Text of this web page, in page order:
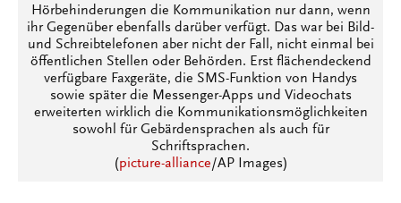
Hörbehinderungen die Kommunikation nur dann, wenn
ihr Gegenüber ebenfalls darüber verfügt. Das war bei Bild-
und Schreibtelefonen aber nicht der Fall, nicht einmal bei
öffentlichen Stellen oder Behörden. Erst flächendeckend
verfügbare Faxgeräte, die SMS-Funktion von Handys
sowie später die Messenger-Apps und Videochats
erweiterten wirklich die Kommunikationsmöglichkeiten
sowohl für Gebärdensprachen als auch für
Schriftsprachen.
(picture-alliance/AP Images)